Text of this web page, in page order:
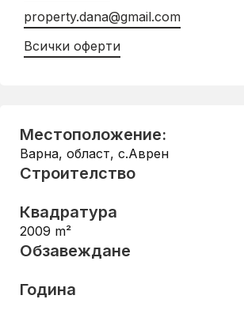
property.dana@gmail.com
Всички оферти
Местоположение:
Варна, област, с.Аврен
Строителство
Квадратура
2009 m²
Обзавеждане
Година